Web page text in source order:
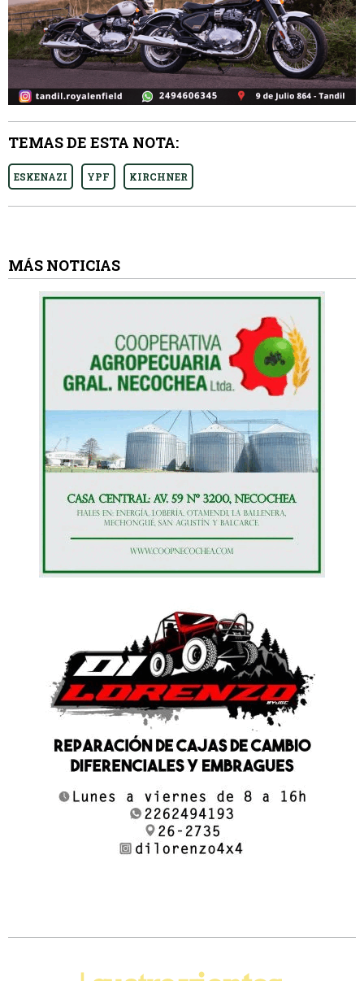
TEMAS DE ESTA NOTA:
ESKENAZI YPF KIRCHNER
MÁS NOTICIAS